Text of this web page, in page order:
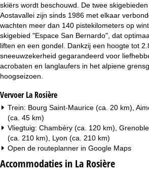
skiërs wordt beschouwd. De twee
Aostavallei zijn sinds 1986 met elkaar
wachten meer dan 140 pistekilometers op
skigebied "Espace San Bernardo", dat
liften en een gondel. Dankzij een hoogte tot
sneeuwzekerheid gegarandeerd voor
acrobaten en langlaufers in het alpiene
hoogseizoen.
Vervoer La Rosière
Trein: Bourg Saint-Maurice (ca. 20 km),
(ca. 45 km)
Vliegtuig: Chambéry (ca. 120 km),
(ca. 210 km), Lyon (ca. 210 km)
Open de routeplanner in Google Maps
Accommodaties in La Rosière